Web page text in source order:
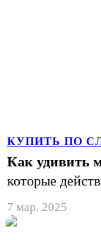
КУПИТЬ ПО
Как удивить
которые
7 мар. 2025